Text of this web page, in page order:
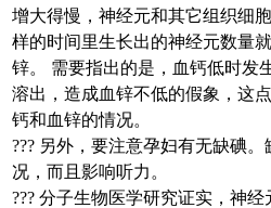
增大得慢，神经元和其它组织细
样的时间里生长出的神经元数量
锌。 需要指出的是，血钙低时发
溶出，造成血锌不低的假象，这
钙和血锌的情况。
??? 另外，要注意孕妇有无缺碘
况，而且影响听力。
??? 分子生物医学研究证实，神